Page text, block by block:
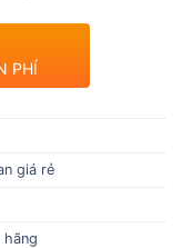
PHÍ
giá rẻ
hãng